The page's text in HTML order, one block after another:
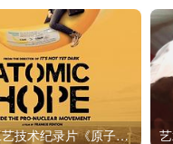
自然，工艺技术纪录片《原子能的希望 Atomic Hope – Inside the Pro-Nuclear Movement》下载